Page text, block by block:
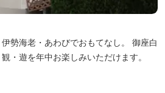
勢海老・あわびでおもてなし。 御座白
・遊を年中お楽しみいただけます。